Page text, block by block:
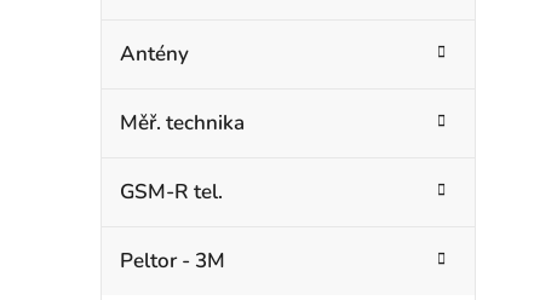
Antény
Měř. technika
GSM-R tel.
Peltor - 3M